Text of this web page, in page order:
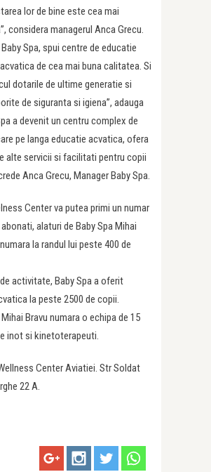
lor de bine este cea mai
considera managerul Anca Grecu.
Spa, spui centre de educatie
de cea mai buna calitatea. Si
dotarile de ultime generatie si
de siguranta si igiena”, adauga
a devenit un centru complex de
pe langa educatie acvatica, ofera
alte servicii si facilitati pentru copii
Anca Grecu, Manager Baby Spa.
Center va putea primi un numar
alaturi de Baby Spa Mihai
la randul lui peste 400 de
activitate, Baby Spa a oferit
la peste 2500 de copii.
Bravu numara o echipa de 15
inot si kinetoterapeuti.
Center Aviatiei. Str Soldat
22 A.